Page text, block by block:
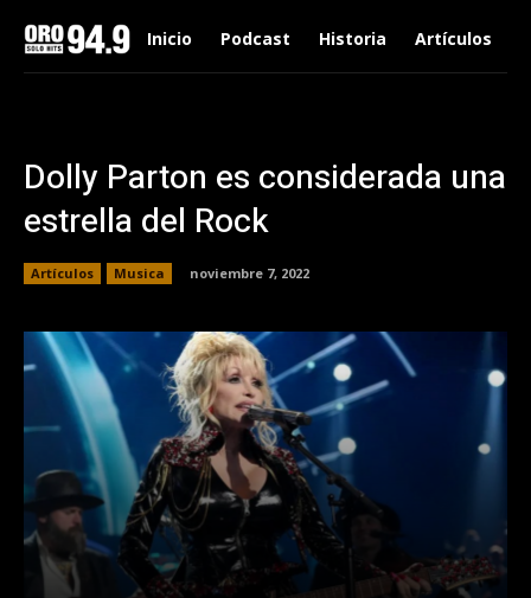
Inicio Podcast Historia Artículos
Dolly Parton es considerada una
estrella del Rock
Artículos Musica noviembre 7, 2022